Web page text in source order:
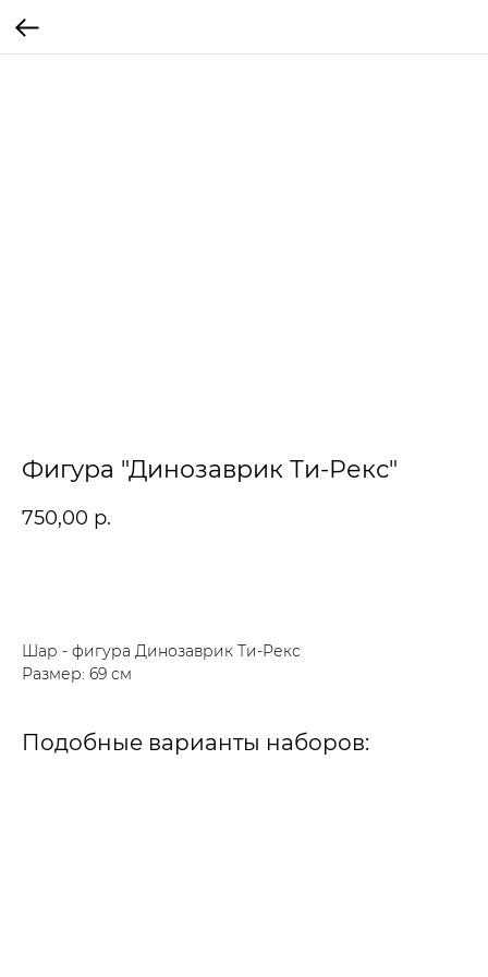
Фигура "Динозаврик Ти-Рекс"
750,00 р.
Шар - фигура Динозаврик Ти-Рекс
Размер: 69 см
Подобные варианты наборов: